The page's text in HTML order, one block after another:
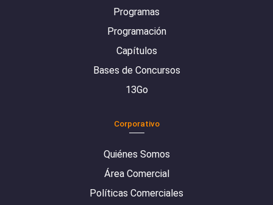
Programas
Programación
Capítulos
Bases de Concursos
13Go
Corporativo
Quiénes Somos
Área Comercial
Políticas Comerciales